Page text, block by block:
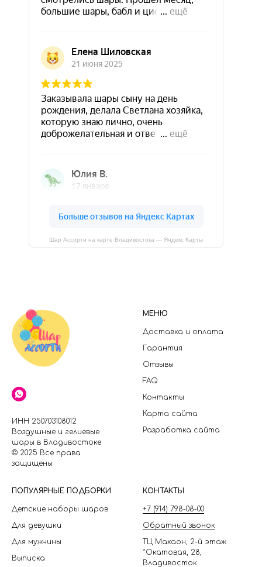
Шар Ассорти на карте Владивостока — Яндекс Карты
ИНН 250703108012
Воздушные и гелиевые
шары в Владивостоке
© 2025 Все права
защищены
МЕНЮ
Доставка и оплата
Гарантия
Отзывы
FAQ
Контакты
Карта сайта
Разработка сайта
ПОПУЛЯРНЫЕ ПОДБОРКИ
Детские наборы шаров
Для девушки
Для мужчины
Выписка
КОНТАКТЫ
+7 (914) 798-08-00
Обратный звонок
ТЦ Махаон, 2-й этаж
*Окатовая, 28,
Владивосток